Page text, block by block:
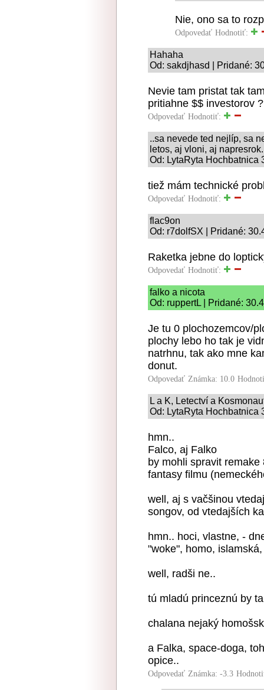
Nie, ono sa to
Odpovedať Hodnotiť:
Hahaha
Od: sakdjhasd | Pridané:
Nevie tam pristat tak
pritiahne $$ investorov
Odpovedať Hodnotiť:
..sa nevede ted nejlíp, sa
letos, aj vloni, aj
Od: LytaRyta Hochbatnica
tiež mám technické
Odpovedať Hodnotiť:
flac9on
Od: r7dolfSX | Pridané:
Raketka jebne do
Odpovedať Hodnotiť:
falko a nicota
Od: ruppertL | Pridané:
Je tu 0 plochozemcov/
plochy lebo ho tak je
natrhnu, tak ako mne
donut.
Odpovedať Známka: 10.0
L a K, Letectví a
Od: LytaRyta Hochbatnica
hmn..
Falco, aj Falko
by mohli spravit
fantasy filmu
well, aj s vačšinou
songov, od vtedajších
hmn.. hoci, vlastne, -
"woke", homo,
well, radši ne..
tú mladú princeznú by
chalana nejaký
a Falka, space-doga,
opice..
Odpovedať Známka: -3.3